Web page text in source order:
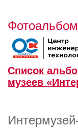
Фотоальбом
Список
музеев